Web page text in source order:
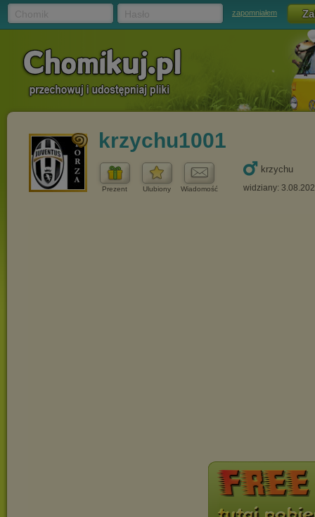
zapomniałem
krzychu1001
Prezent Ulubiony Wiadomość
krzychu
widziany: